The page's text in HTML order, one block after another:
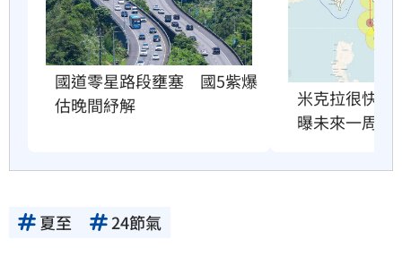
國道零星路段壅塞　國5紫爆
估晚間紓解
米克拉很快就
曝未來一周天
夏至 24節氣